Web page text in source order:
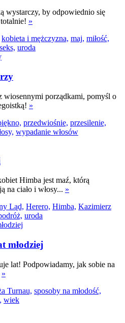
wystarczy, by odpowiednio się
»
kobieta i mężczyzna, maj, miłość,
seks, uroda
wiosennymi porządkami, pomyśl o
»
przedwiośnie, przesilenie,
wypadanie włosów
Himba jest maź, którą
na ciało i włosy... »
Ląd, Herero, Himba, Kazimierz
uroda
młodziej
lat! Podpowiadamy, jak sobie na
»
Turnau, sposoby na młodość,
wiek